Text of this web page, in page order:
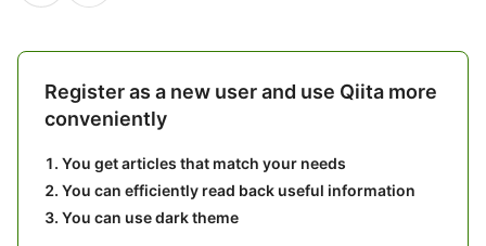
Register as a new user and use Qiita more
conveniently
You get articles that match your needs
You can efficiently read back useful information
You can use dark theme